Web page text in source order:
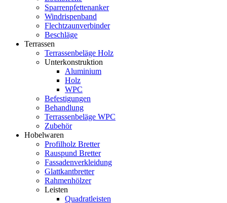
Sparrenpfettenanker
Windrispenband
Flechtzaunverbinder
Beschläge
Terrassen
Terrassenbeläge Holz
Unterkonstruktion
Aluminium
Holz
WPC
Befestigungen
Behandlung
Terrassenbeläge WPC
Zubehör
Hobelwaren
Profilholz Bretter
Rauspund Bretter
Fassadenverkleidung
Glattkantbretter
Rahmenhölzer
Leisten
Quadratleisten